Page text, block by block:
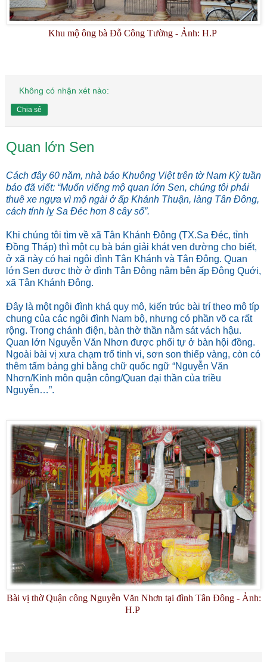
Khu mộ ông bà Đỗ Công Tường - Ảnh: H.P
Không có nhận xét nào:
Chia sẻ
Quan lớn Sen
Cách đây 60 năm, nhà báo Khuông Việt trên tờ Nam Kỳ tuần
báo đã viết: “Muốn viếng mộ quan lớn Sen, chúng tôi phải
thuê xe ngựa vì mộ ngài ở ấp Khánh Thuận, làng Tân Đông,
cách tỉnh lỵ Sa Đéc hơn 8 cây số”.
Khi chúng tôi tìm về xã Tân Khánh Đông (TX.Sa Đéc, tỉnh
Đồng Tháp) thì một cụ bà bán giải khát ven đường cho biết,
ở xã này có hai ngôi đình Tân Khánh và Tân Đông. Quan
lớn Sen được thờ ở đình Tân Đông nằm bên ấp Đông Quới,
xã Tân Khánh Đông.
Đây là một ngôi đình khá quy mô, kiến trúc bài trí theo mô típ
chung của các ngôi đình Nam bộ, nhưng có phần võ ca rất
rộng. Trong chánh điện, bàn thờ thần nằm sát vách hậu.
Quan lớn Nguyễn Văn Nhơn được phối tự ở bàn hội đồng.
Ngoài bài vị xưa chạm trổ tinh vi, sơn son thiếp vàng, còn có
thêm tấm bảng ghi bằng chữ quốc ngữ “Nguyễn Văn
Nhơn/Kinh môn quận công/Quan đại thần của triều
Nguyễn…”.
Bài vị thờ Quận công Nguyễn Văn Nhơn tại đình Tân Đông - Ảnh:
H.P